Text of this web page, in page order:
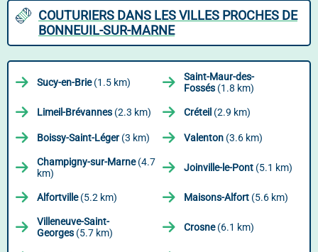
COUTURIERS DANS LES VILLES PROCHES DE
BONNEUIL-SUR-MARNE
Sucy-en-Brie(1.5 km)
Saint-Maur-des-
Fossés (1.8 km)
Limeil-Brévannes (2.3 km) Créteil (2.9 km)
Boissy-Saint-Léger(3 km) Valenton (3.6 km)
Champigny-sur-Marne(4.7
km)
Joinville-le-Pont (5.1 km)
Alfortville(5.2 km) Maisons-Alfort (5.6 km)
Villeneuve-Saint-
Georges (5.7 km) Crosne(6.1 km)